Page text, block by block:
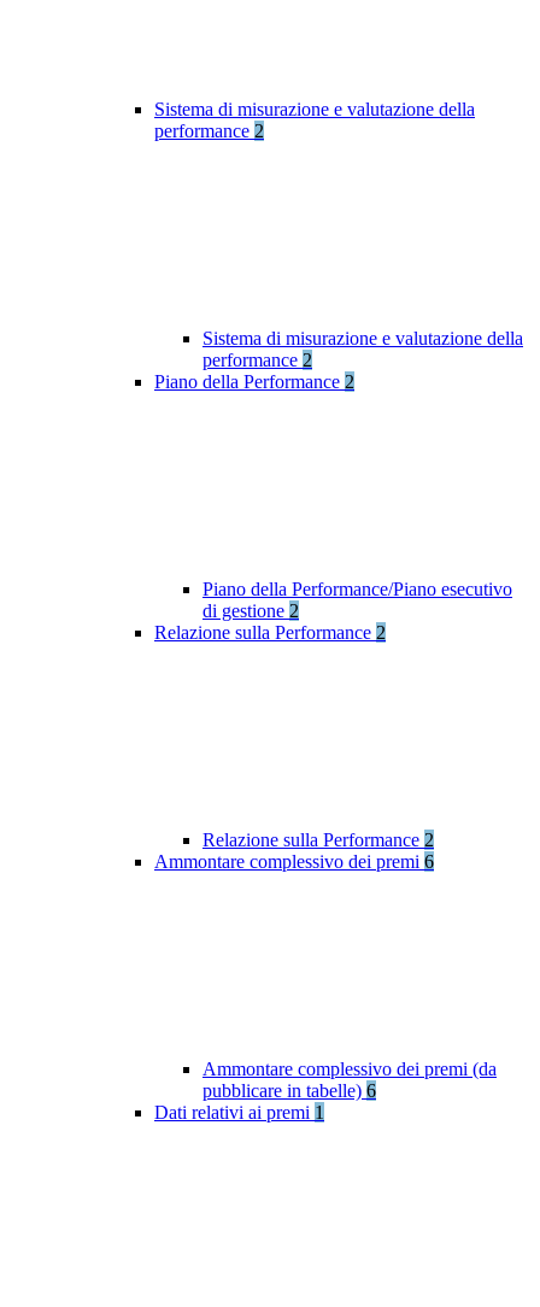
Sistema di misurazione e valutazione della
performance 2
Sistema di misurazione e valutazione della
performance 2
Piano della Performance 2
Piano della Performance/Piano esecutivo
di gestione 2
Relazione sulla Performance 2
Relazione sulla Performance 2
Ammontare complessivo dei premi 6
Ammontare complessivo dei premi (da
pubblicare in tabelle) 6
Dati relativi ai premi 1